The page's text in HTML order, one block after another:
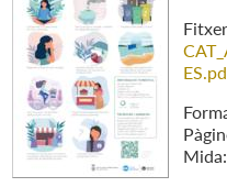
Mida: